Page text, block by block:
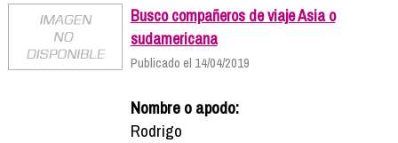
Busco compañeros de viaje Asia o
sudamericana
Publicado el 14/04/2019
Nombre o apodo:
Rodrigo